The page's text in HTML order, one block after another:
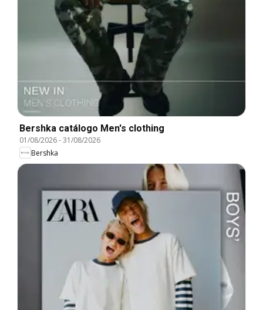
Bershka catálogo Men's clothing
01/08/2026-31/08/2026
Bershka